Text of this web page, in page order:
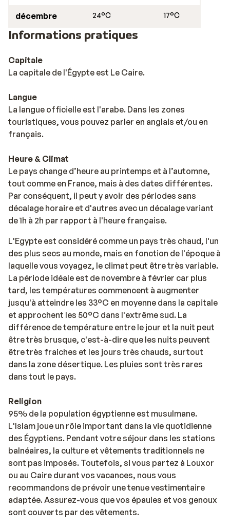
décembre 24°C 17°C
Informations pratiques
Capitale
La capitale de l'Égypte est Le Caire.
Langue
La langue officielle est l'arabe. Dans les zones
touristiques, vous pouvez parler en anglais et/ou en
français.
Heure & Climat
Le pays change d’heure au printemps et à l’automne,
tout comme en France, mais à des dates différentes.
Par conséquent, il peut y avoir des périodes sans
décalage horaire et d'autres avec un décalage variant
de 1h à 2h par rapport à l'heure française.
L'Egypte est considéré comme un pays très chaud, l'un
des plus secs au monde, mais en fonction de l'époque à
laquelle vous voyagez, le climat peut être très variable.
La période idéale est de novembre à février car plus
tard, les températures commencent à augmenter
jusqu'à atteindre les 33°C en moyenne dans la capitale
et approchent les 50°C dans l'extrême sud. La
différence de température entre le jour et la nuit peut
être très brusque, c'est-à-dire que les nuits peuvent
être très fraiches et les jours très chauds, surtout
dans la zone désertique. Les pluies sont très rares
dans tout le pays.
Religion
95% de la population égyptienne est musulmane.
L'Islam joue un rôle important dans la vie quotidienne
des Égyptiens. Pendant votre séjour dans les stations
balnéaires, la culture et vêtements traditionnels ne
sont pas imposés. Toutefois, si vous partez à Louxor
ou au Caire durant vos vacances, nous vous
recommandons de prévoir une tenue vestimentaire
adaptée. Assurez-vous que vos épaules et vos genoux
sont couverts par des vêtements.